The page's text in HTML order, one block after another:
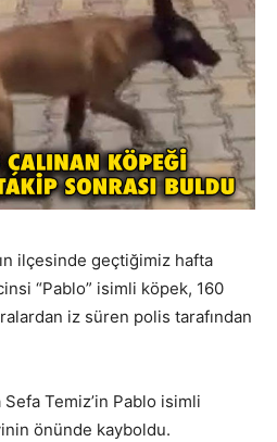
ilçesinde geçtiğimiz hafta
“Pablo” isimli köpek, 160
iz süren polis tarafından
Sefa Temiz’in Pablo isimli
önünde kayboldu.